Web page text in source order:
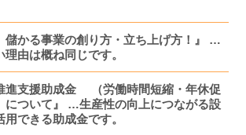
儲かる事業の創り方・立ち上げ方！』 …
理由は概ね同じです。
進支援助成金 （労働時間短縮・年休促
について』 …生産性の向上につながる設
できる助成金です。